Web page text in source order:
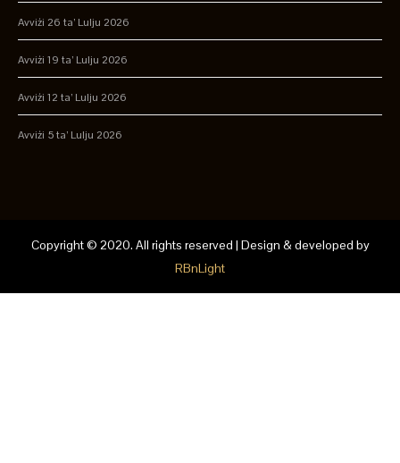
Avviżi 26 ta’ Lulju 2026
Avviżi 19 ta’ Lulju 2026
Avviżi 12 ta’ Lulju 2026
Avviżi 5 ta’ Lulju 2026
Copyright © 2020. All rights reserved | Design & developed by
RBnLight